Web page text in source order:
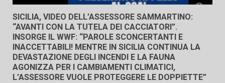
SICILIA, VIDEO DELL’ASSESSORE SAMMARTINO:
“AVANTI CON LA TUTELA DEI CACCIATORI”.
INSORGE IL WWF: “PAROLE SCONCERTANTI E
INACCETTABILI! MENTRE IN SICILIA CONTINUA LA
DEVASTAZIONE DEGLI INCENDI E LA FAUNA
AGONIZZA PER I CAMBIAMENTI CLIMATICI,
L’ASSESSORE VUOLE PROTEGGERE LE DOPPIETTE”